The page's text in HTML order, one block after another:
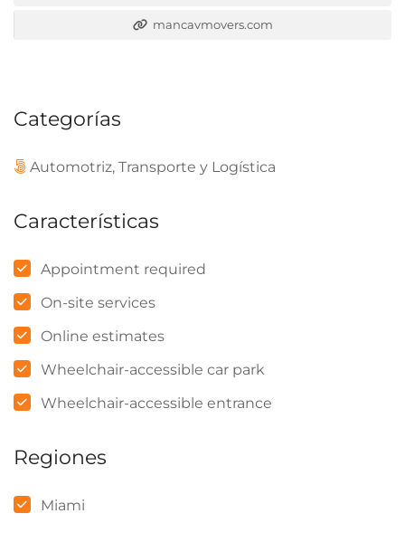
mancavmovers.com
Categorías
Automotriz, Transporte y Logística
Características
Appointment required
On-site services
Online estimates
Wheelchair-accessible car park
Wheelchair-accessible entrance
Regiones
Miami